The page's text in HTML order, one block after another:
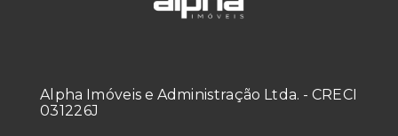
Alpha Imóveis e Administração Ltda. - CRECI
031226J